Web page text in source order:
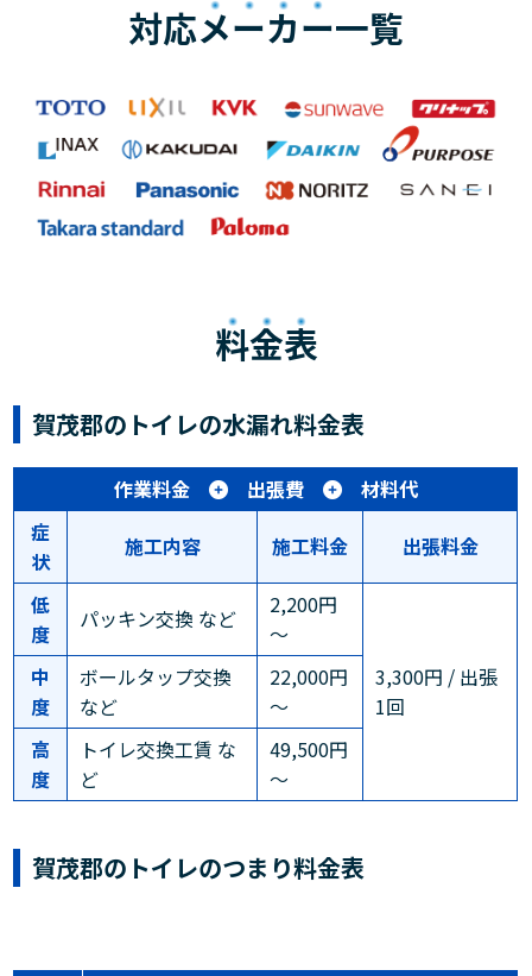
対応メーカー一覧
料金表
賀茂郡のトイレの水漏れ料金表
作業料金 出張費
材料代
症
状
施工内容 施工料金 出張料金
低
度
パッキン交換 など
2,200円
～
3,300円 / 出張
1回
中
度
ボールタップ交換
など
22,000円
～
高
度
トイレ交換工賃 な
ど
49,500円
～
賀茂郡のトイレのつまり料金表